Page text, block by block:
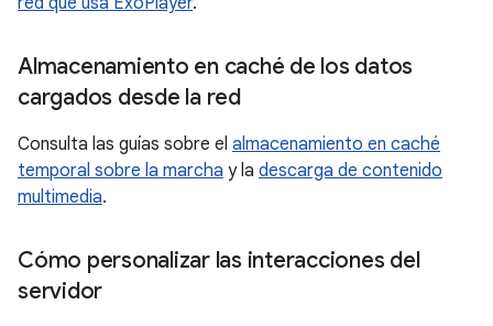
Almacenamiento en caché de los datos
cargados desde la red
Consulta las guías sobre el almacenamiento en caché
temporal sobre la marcha y la descarga de contenido
multimedia.
Cómo personalizar las interacciones del
servidor